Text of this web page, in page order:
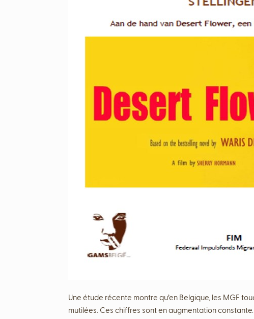
Une étude récente montre qu’en Belgique, les MGF
mutilées. Ces chiffres sont en augmentation constante.